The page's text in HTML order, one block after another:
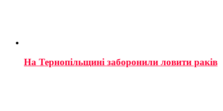
На Тернопільщині заборонили ловити раків